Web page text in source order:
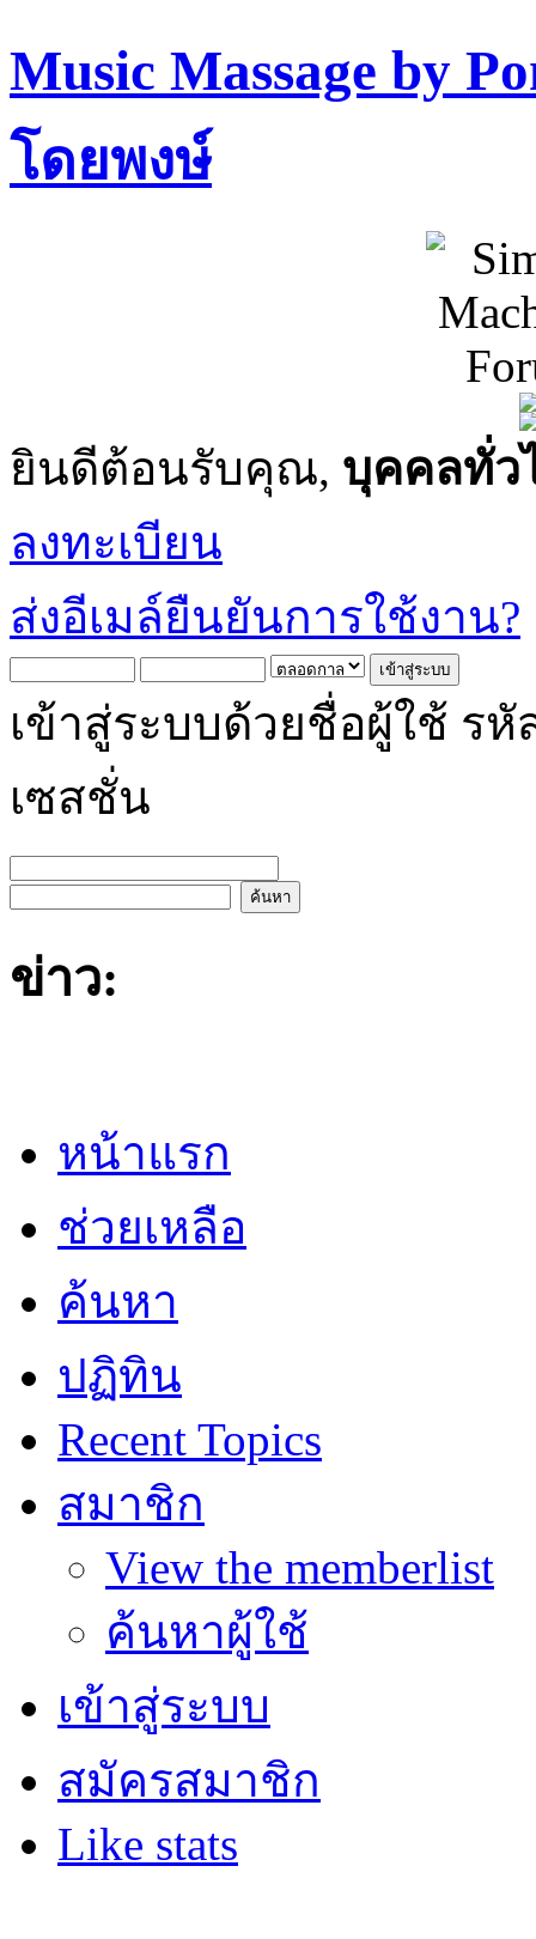
Music Massage by
โดยพงษ์
ยินดีต้อนรับคุณ, บุคคลทั่ว
ลงทะเบียน
ส่งอีเมล์ยืนยันการใช้งาน?
เข้าสู่ระบบด้วยชื่อผู้ใช้ รหั
เซสชั่น
ข่าว:
หน้าแรก
ช่วยเหลือ
ค้นหา
ปฏิทิน
Recent Topics
สมาชิก
View the memberlist
ค้นหาผู้ใช้
เข้าสู่ระบบ
สมัครสมาชิก
Like stats